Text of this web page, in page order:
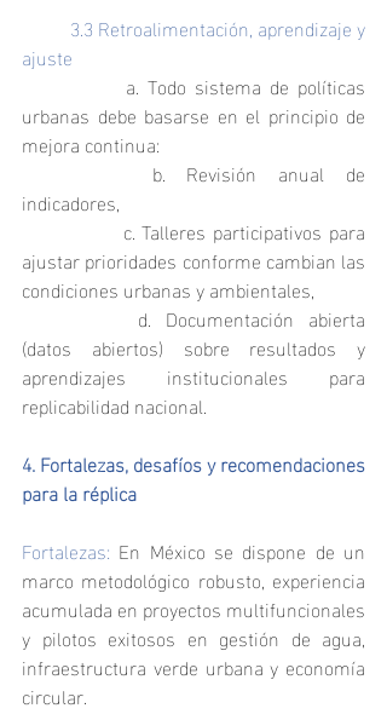
ajuste
urbanas debe basarse en el principio de
mejora continua:
indicadores,
ajustar prioridades conforme cambian las
condiciones urbanas y ambientales,
(datos abiertos) sobre resultados y
aprendizajes institucionales para
replicabilidad nacional.
4. Fortalezas, desafíos y recomendaciones
para la réplica
Fortalezas: En México se dispone de un
marco metodológico robusto, experiencia
acumulada en proyectos multifuncionales
y pilotos exitosos en gestión de agua,
infraestructura verde urbana y economía
circular.